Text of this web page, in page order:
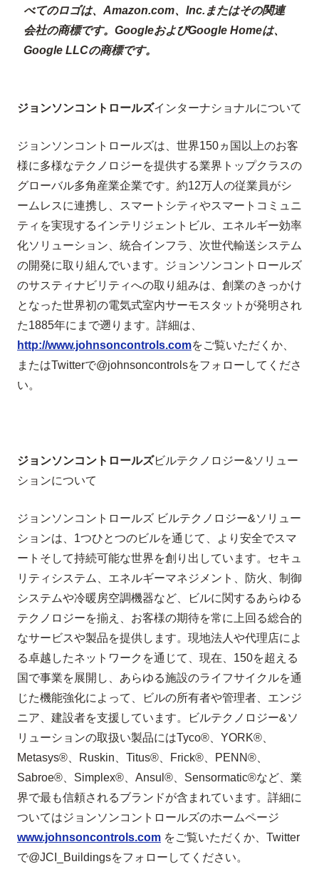
べてのロゴは、Amazon.com、Inc. またはその関連
会社の商標です。GoogleおよびGoogle Homeは、
Google LLCの商標です。
ジョンソンコントロールズインターナショナルについて
ジョンソンコントロールズは、世界150ヵ国以上のお客
様に多様なテクノロジーを提供する業界トップクラスの
グローバル多角産業企業です。約12万人の従業員がシ
ームレスに連携し、スマートシティやスマートコミュニ
ティを実現するインテリジェントビル、エネルギー効率
化ソリューション、統合インフラ、次世代輸送システム
の開発に取り組んでいます。ジョンソンコントロールズ
のサスティナビリティへの取り組みは、創業のきっかけ
となった世界初の電気式室内サーモスタットが発明され
た1885年にまで遡ります。詳細は、
http://www.johnsoncontrols.comをご覧いただくか、
またはTwitterで@johnsoncontrolsをフォローしてくださ
い。
ジョンソンコントロールズビルテクノロジー&ソリュー
ションについて
ジョンソンコントロールズ ビルテクノロジー&ソリュー
ションは、1つひとつのビルを通じて、より安全でスマ
ートそして持続可能な世界を創り出しています。セキュ
リティシステム、エネルギーマネジメント、防火、制御
システムや冷暖房空調機器など、ビルに関するあらゆる
テクノロジーを揃え、お客様の期待を常に上回る総合的
なサービスや製品を提供します。現地法人や代理店によ
る卓越したネットワークを通じて、現在、150を超える
国で事業を展開し、あらゆる施設のライフサイクルを通
じた機能強化によって、ビルの所有者や管理者、エンジ
ニア、建設者を支援しています。ビルテクノロジー&ソ
リューションの取扱い製品にはTyco®、YORK®、
Metasys®、Ruskin、Titus®、Frick®、PENN®、
Sabroe®、Simplex®、Ansul®、Sensormatic®など、業
界で最も信頼されるブランドが含まれています。詳細に
ついてはジョンソンコントロールズのホームページ
www.johnsoncontrols.com をご覧いただくか、Twitter
で@JCI_Buildingsをフォローしてください。